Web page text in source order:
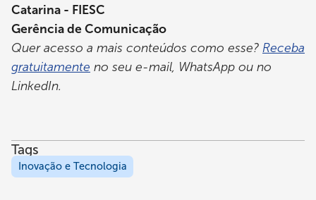
Catarina - FIESC
Gerência de Comunicação
Quer acesso a mais conteúdos como esse? Receba
gratuitamente no seu e-mail, WhatsApp ou no
LinkedIn.
Tags
Inovação e Tecnologia